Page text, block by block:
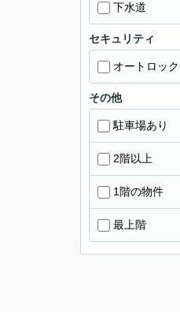
下水道
セキュリティ
オートロック
その他
駐車場あり
2階以上
1階の物件
最上階